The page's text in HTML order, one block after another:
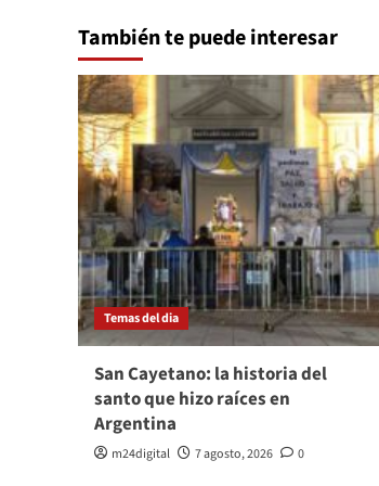
También te puede interesar
Temas del dia
San Cayetano: la historia del
santo que hizo raíces en
Argentina
m24digital 7 agosto, 2026 0